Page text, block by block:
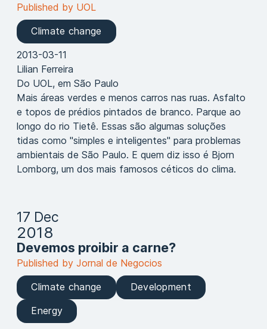
Published by UOL
Climate change
2013-03-11
Lilian Ferreira
Do UOL, em São Paulo
Mais áreas verdes e menos carros nas ruas. Asfalto
e topos de prédios pintados de branco. Parque ao
longo do rio Tietê. Essas são algumas soluções
tidas como "simples e inteligentes" para problemas
ambientais de São Paulo. E quem diz isso é Bjorn
Lomborg, um dos mais famosos céticos do clima.
17 Dec
2018
Devemos proibir a carne?
Published by Jornal de Negocios
Climate change
Development
Energy